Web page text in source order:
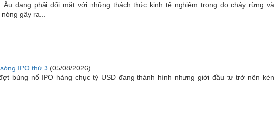
Âu đang phải đối mặt với những thách thức kinh tế nghiêm trọng do cháy rừng và
gây ra...
IPO thứ 3 (05/08/2026)
bùng nổ IPO hàng chục tỷ USD đang thành hình nhưng giới đầu tư trở nên kén